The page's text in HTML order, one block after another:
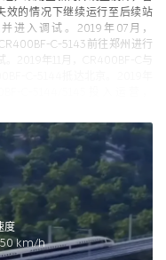
效的情况下继续运行至后续站
进入调试。2019年07月，
C-5143前往郑州进行
。2019年11月，CR400BF-C与
C-5144抵达北京。2019年
C-5144/5145投入运营，
年11月12日，CR400BF-C-
该车增加了独立的司机室门，
2021年01月19日，CR400BF-
12日，原CR400BF-C-5143改
车头也增加了独立的司机室
4组，其中5143改造并更名为
年12月）均在京张高铁运营。
度
km/h